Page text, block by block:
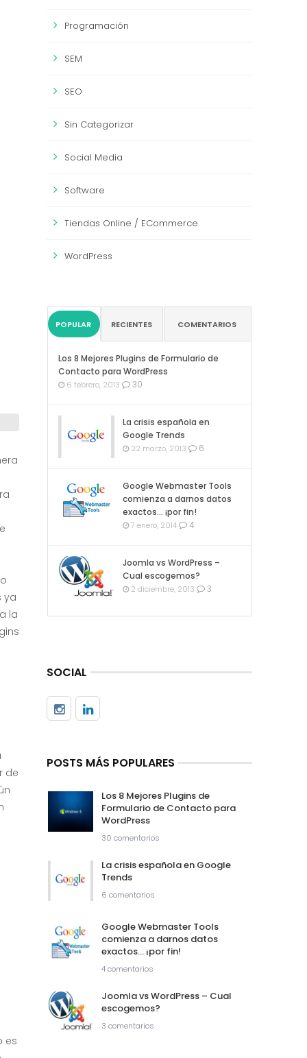
ya
la
de
es
Programación
SEM
SEO
Sin Categorizar
Social Media
Software
Tiendas Online / ECommerce
WordPress
POPULAR RECIENTES COMENTARIOS
Los 8 Mejores Plugins de Formulario de
Contacto para WordPress
6 febrero, 2013 30
La crisis española en
Google Trends
22 marzo, 2013 6
Google Webmaster Tools
comienza a darnos datos
exactos… ¡por fin!
7 enero, 2014 4
Joomla vs WordPress –
Cual escogemos?
2 diciembre, 2013 3
SOCIAL
POSTS MÁS POPULARES
Los 8 Mejores Plugins de
Formulario de Contacto para
WordPress
30 comentarios
La crisis española en Google
Trends
6 comentarios
Google Webmaster Tools
comienza a darnos datos
exactos… ¡por fin!
4 comentarios
Joomla vs WordPress – Cual
escogemos?
3 comentarios